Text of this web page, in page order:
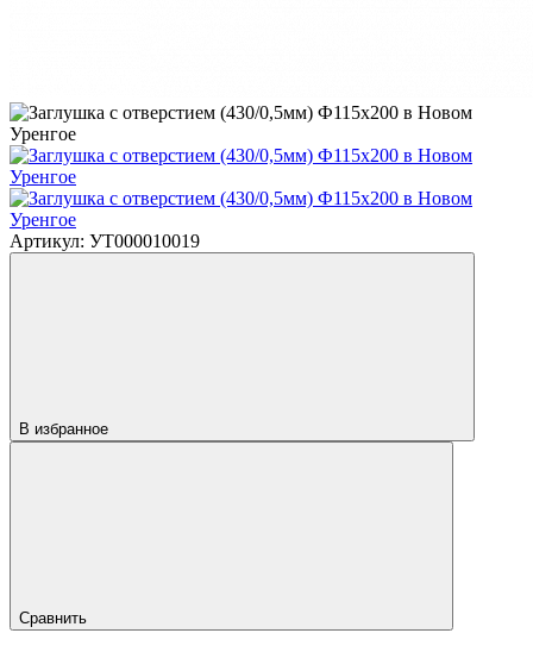
Артикул: УТ000010019
В избранное
Сравнить